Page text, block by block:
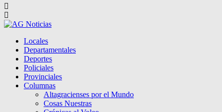
Locales
Departamentales
Deportes
Policiales
Provinciales
Columnas
Altagracienses por el Mundo
Cosas Nuestras